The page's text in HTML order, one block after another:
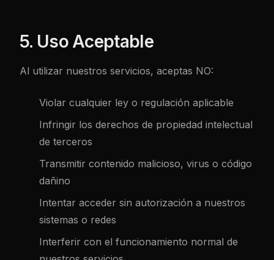
5. Uso Aceptable
Al utilizar nuestros servicios, aceptas NO:
Violar cualquier ley o regulación aplicable
Infringir los derechos de propiedad intelectual
de terceros
Transmitir contenido malicioso, virus o código
dañino
Intentar acceder sin autorización a nuestros
sistemas o redes
Interferir con el funcionamiento normal de